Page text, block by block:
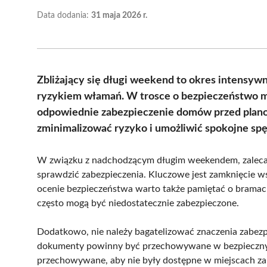
Data dodania: 31 maja 2026 r.
Zbliżający się długi weekend to okres
ryzykiem włamań. W trosce o bezpieczeństwo
odpowiednie zabezpieczenie domów przed
zminimalizować ryzyko i umożliwić spokojne
W związku z nadchodzącym długim weekendem,
sprawdzić zabezpieczenia. Kluczowe jest zamknięcie
ocenie bezpieczeństwa warto także pamiętać o
często mogą być niedostatecznie zabezpieczone.
Dodatkowo, nie należy bagatelizować znaczenia
dokumenty powinny być przechowywane w
przechowywane, aby nie były dostępne w miejscach